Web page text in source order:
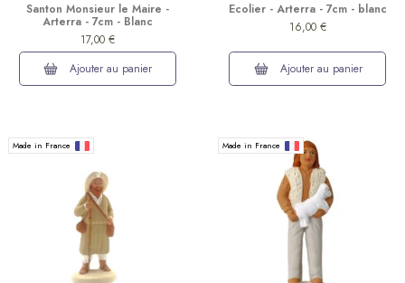
Santon Monsieur le Maire -
Arterra - 7cm - Blanc
17,00 €
Ajouter au panier
Ecolier - Arterra - 7cm - blanc
16,00 €
Ajouter au panier
Made in France Made in France